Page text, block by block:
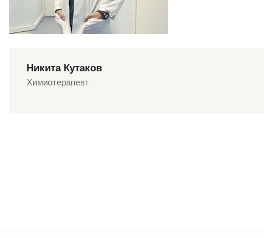
Никита Кутаков
Химиотерапевт